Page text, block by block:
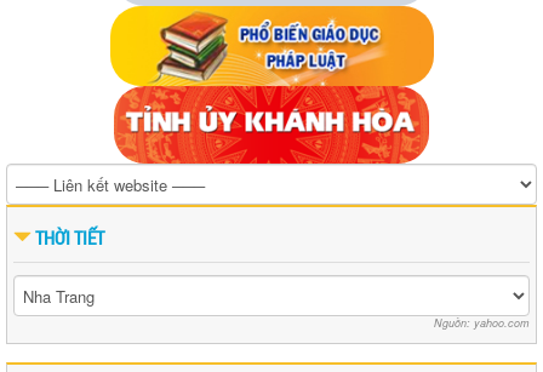
THỜI TIẾT
Nguồn: yahoo.com